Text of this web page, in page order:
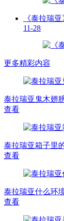
《泰拉瑞
11-28
更多精彩内容
泰拉瑞亚鬼木翅
查看
泰拉瑞亚箱子里
查看
泰拉瑞亚什么环
查看